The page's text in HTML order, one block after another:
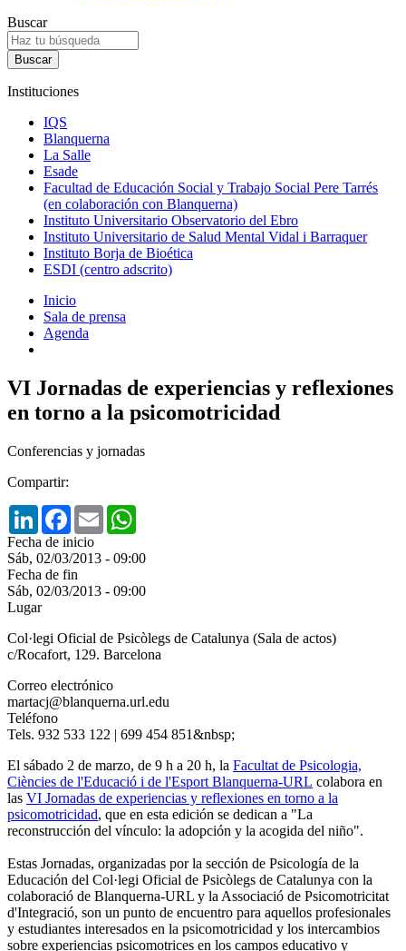
Buscar
Instituciones
IQS
Blanquerna
La Salle
Esade
Facultad de Educación Social y Trabajo Social Pere Tarrés
(en colaboración con Blanquerna)
Instituto Universitario Observatorio del Ebro
Instituto Universitario de Salud Mental Vidal i Barraquer
Instituto Borja de Bioética
ESDI (centro adscrito)
Inicio
Sala de prensa
Agenda
VI Jornadas de experiencias y reflexiones
en torno a la psicomotricidad
Conferencias y jornadas
Compartir:
LinkedInFacebook
Email
Fecha de inicio
Sáb, 02/03/2013 - 09:00
Fecha de fin
Sáb, 02/03/2013 - 09:00
Lugar
Col·legi Oficial de Psicòlegs de Catalunya (Sala de actos)
c/Rocafort, 129. Barcelona
Correo electrónico
martacj@blanquerna.url.edu
Teléfono
Tels. 932 533 122 | 699 454 851&nbsp;
El sábado 2 de marzo, de 9 h a 20 h, la Facultat de Psicologia,
Ciències de l'Educació i de l'Esport Blanquerna-URL colabora en
las VI Jornadas de experiencias y reflexiones en torno a la
psicomotricidad, que en esta edición se dedican a "La
reconstrucción del vínculo: la adopción y la acogida del niño".
Estas Jornadas, organizadas por la sección de Psicología de la
Educación del Col·legi Oficial de Psicòlegs de Catalunya con la
colaboració de Blanquerna-URL y la Associació de Psicomotricitat
d'Integració, son un punto de encuentro para aquellos profesionales
y estudiantes interesados en la psicomotricidad y los intercambios
sobre experiencias psicomotrices en los campos educativo y